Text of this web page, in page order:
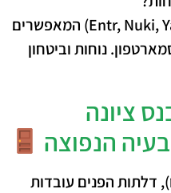
אני מתקין מנעולים חכמים (Entr, Nuki, Yale) המאפשרים
נוחות וביטחון
ציונה
הנפוצה
דלתות הפנים עובדות